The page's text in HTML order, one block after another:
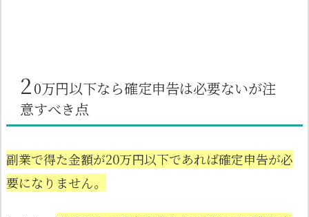
20万円以下なら確定申告は必要ないが注
意すべき点
副業で得た金額が20万円以下であれば確定申告が必
要になりません。